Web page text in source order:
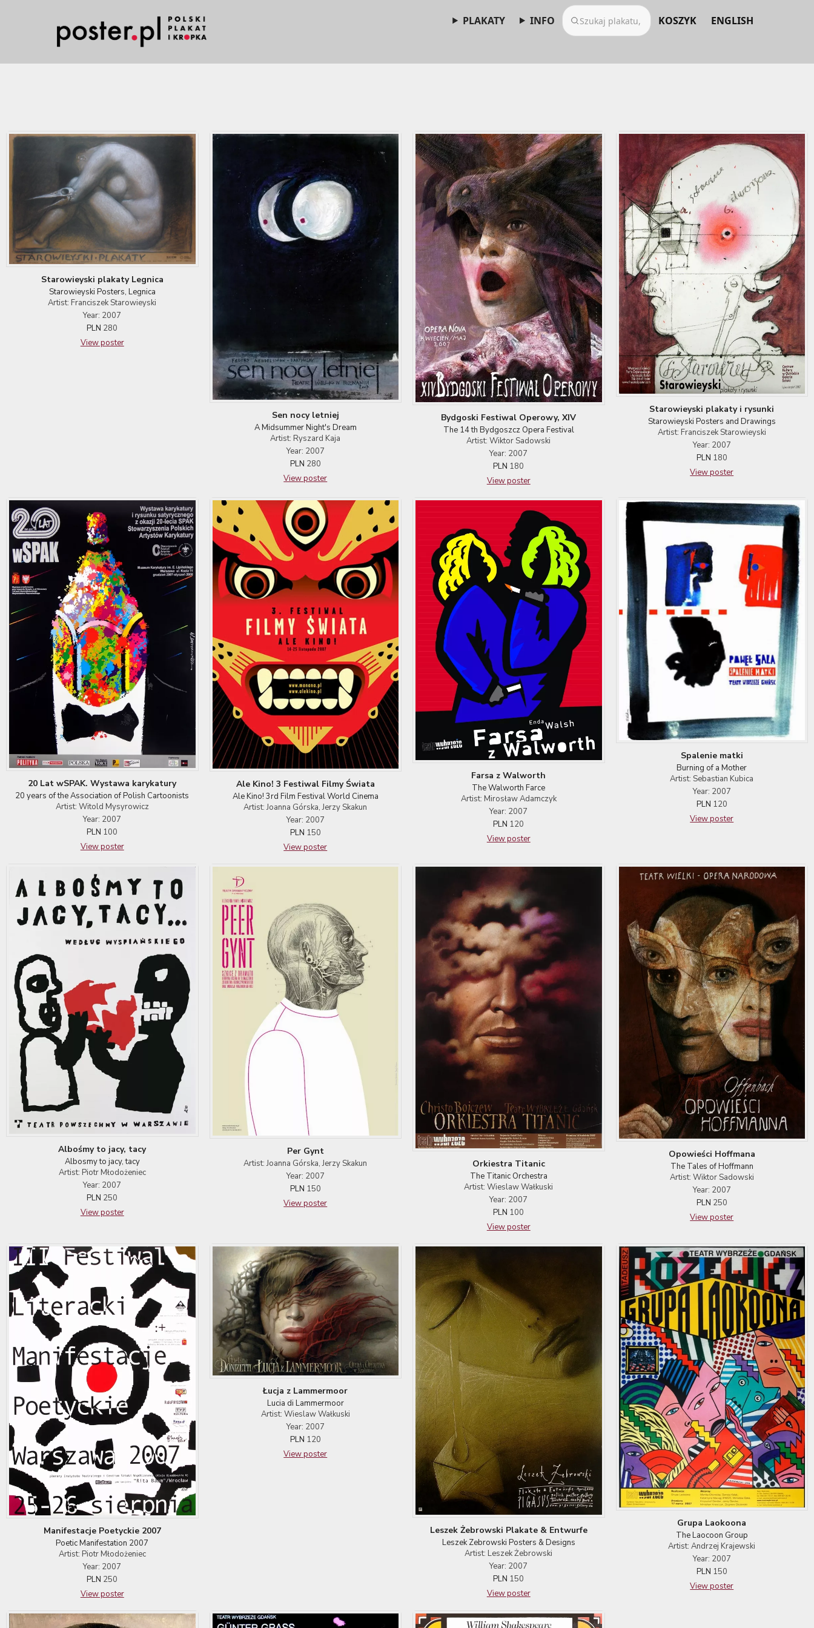
PLAKATY INFO KOSZYK ENGLISH
Starowieyski plakaty Legnica
Starowieyski Posters, Legnica
Artist: Franciszek Starowieyski
Year: 2007
PLN 280
View poster
Sen nocy letniej
A Midsummer Night's Dream
Artist: Ryszard Kaja
Year: 2007
PLN 280
View poster
Bydgoski Festiwal Operowy, XIV
The 14 th Bydgoszcz Opera Festival
Artist: Wiktor Sadowski
Year: 2007
PLN 180
View poster
Starowieyski plakaty i rysunki
Starowieyski Posters and Drawings
Artist: Franciszek Starowieyski
Year: 2007
PLN 180
View poster
20 Lat wSPAK. Wystawa karykatury
20 years of the Association of Polish Cartoonists
Artist: Witold Mysyrowicz
Year: 2007
PLN 100
View poster
Ale Kino! 3 Festiwal Filmy Świata
Ale Kino! 3rd Film Festival World Cinema
Artist: Joanna Górska, Jerzy Skakun
Year: 2007
PLN 150
View poster
Farsa z Walworth
The Walworth Farce
Artist: Mirosław Adamczyk
Year: 2007
PLN 120
View poster
Spalenie matki
Burning of a Mother
Artist: Sebastian Kubica
Year: 2007
PLN 120
View poster
Albośmy to jacy, tacy
Albosmy to jacy, tacy
Artist: Piotr Młodożeniec
Year: 2007
PLN 250
View poster
Per Gynt
Artist: Joanna Górska, Jerzy Skakun
Year: 2007
PLN 150
View poster
Orkiestra Titanic
The Titanic Orchestra
Artist: Wieslaw Wałkuski
Year: 2007
PLN 100
View poster
Opowieści Hoffmana
The Tales of Hoffmann
Artist: Wiktor Sadowski
Year: 2007
PLN 250
View poster
Manifestacje Poetyckie 2007
Poetic Manifestation 2007
Artist: Piotr Młodożeniec
Year: 2007
PLN 250
View poster
Łucja z Lammermoor
Lucia di Lammermoor
Artist: Wieslaw Wałkuski
Year: 2007
PLN 120
View poster
Leszek Żebrowski Plakate & Entwurfe
Leszek Zebrowski Posters & Designs
Artist: Leszek Żebrowski
Year: 2007
PLN 150
View poster
Grupa Laokoona
The Laocoon Group
Artist: Andrzej Krajewski
Year: 2007
PLN 150
View poster